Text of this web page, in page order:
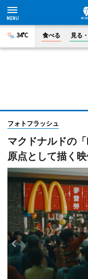
34°C 食べる 見る
フォトフラッシュ
マクドナルドの
原点として描く